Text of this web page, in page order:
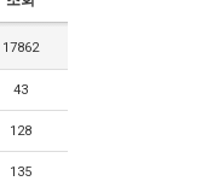
17862
43
128
135